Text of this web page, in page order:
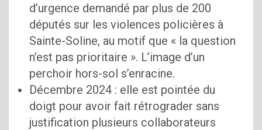
d’urgence demandé par plus de 200
députés sur les violences policières à
Sainte-Soline, au motif que « la question
n’est pas prioritaire ». L’image d’un
perchoir hors-sol s’enracine.
Décembre 2024 : elle est pointée du
doigt pour avoir fait rétrograder sans
justification plusieurs collaborateurs